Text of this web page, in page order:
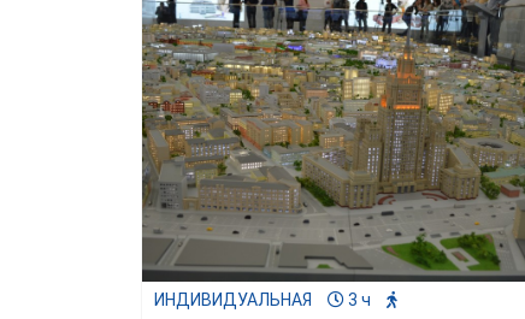
ИНДИВИДУАЛЬНАЯ
3 ч